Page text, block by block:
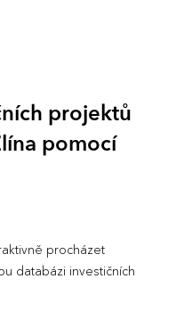
projektů
pomocí
procházet
databázi investičních